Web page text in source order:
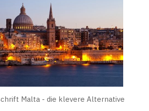
Malta - die klevere Alternative